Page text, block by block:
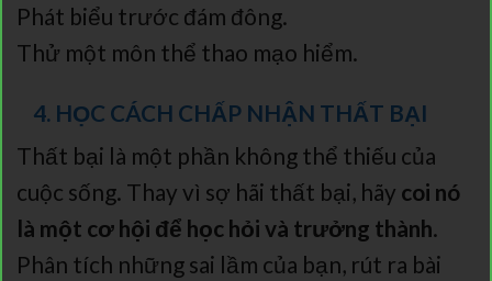
Phát biểu trước đám đông.
Thử một môn thể thao mạo hiểm.
4. HỌC CÁCH CHẤP NHẬN THẤT BẠI
Thất bại là một phần không thể thiếu của
cuộc sống. Thay vì sợ hãi thất bại, hãy coi nó
là một cơ hội để học hỏi và trưởng thành.
Phân tích những sai lầm của bạn, rút ra bài